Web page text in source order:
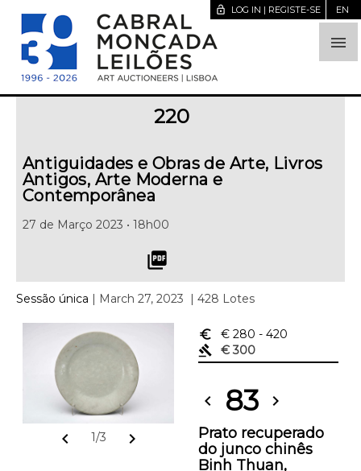

lock_open LOG IN | REGISTE-SE EN
220
Antiguidades e Obras de Arte, Livros
Antigos, Arte Moderna e
Contemporânea
27 de Março 2023 • 18h00
picture_as_pdf
Sessão única | March 27, 2023 | 428 Lotes
chevron_left 1/3 chevron_right
euro_symbol € 280 - 420
gavel
€ 300
chevron_left 83 chevron_right
Prato recuperado
do junco chinês
Binh Thuan,